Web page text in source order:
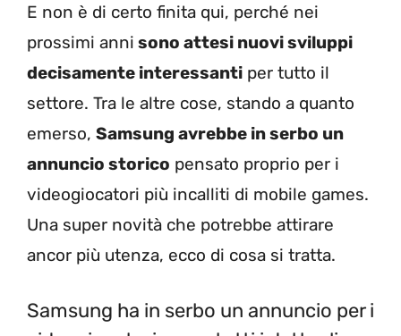
E non è di certo finita qui, perché nei
prossimi anni sono attesi nuovi sviluppi
decisamente interessanti per tutto il
settore. Tra le altre cose, stando a quanto
emerso, Samsung avrebbe in serbo un
annuncio storico pensato proprio per i
videogiocatori più incalliti di mobile games.
Una super novità che potrebbe attirare
ancor più utenza, ecco di cosa si tratta.
Samsung ha in serbo un annuncio per i